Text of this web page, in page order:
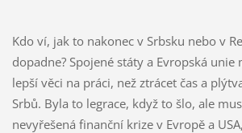
Kdo ví, jak to nakonec v Srbsku nebo v
dopadne? Spojené státy a Evropská unie
lepší věci na práci, než ztrácet čas a
Srbů. Byla to legrace, když to šlo, ale
nevyřešená finanční krize v Evropě a